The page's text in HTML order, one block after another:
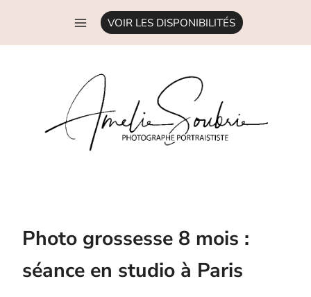
contenu
VOIR LES DISPONIBILITÉS
Photo grossesse 8 mois :
séance en studio à Paris